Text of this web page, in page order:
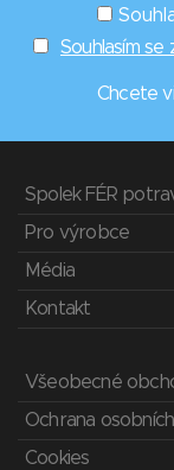
Souhlasím se
Chcete
Spolek FÉR
Pro výrobce
Média
Kontakt
Všeobecné
Ochrana
Cookies